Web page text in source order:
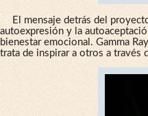
El mensaje detrás del
autoexpresión y la
bienestar emocional. Gamma
trata de inspirar a otros a través